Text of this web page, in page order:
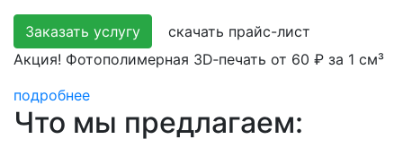
Заказать услугу
скачать прайс-лист
Акция! Фотополимерная 3D‑печать от 60 ₽ за 1 см³
подробнее
Что мы предлагаем: